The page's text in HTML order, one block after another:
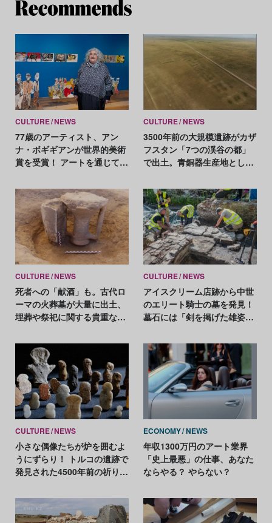
CULTURE NEWS
77歳のアーティスト、アン
ナ・ボギギアンが世界的美術
賞を受賞！ アートを通じて政
「非常に現代的」
CULTURE NEWS
3500年前の大規模遺跡がカザ
フスタン「7つの渓谷の都」
で出土。青銅器生産地として
CULTURE NEWS
死者への「献酒」も。古代ロ
ーマの火葬墓が大量に出土、
埋葬や祭祀に関する貴重な発
CULTURE NEWS
アイスクリーム店跡から中世
のエリート騎士の墓を発見！
墓石には「剣を掲げた雄姿」
CULTURE NEWS
小さな偶像たちが炉を囲むよ
うにずらり！ トルコの遺跡で
発見された4500年前の祈りの
ECONOMY NEWS
年収1300万円のアート業界
「史上最悪」の仕事、あなた
ならやる？ やらない？